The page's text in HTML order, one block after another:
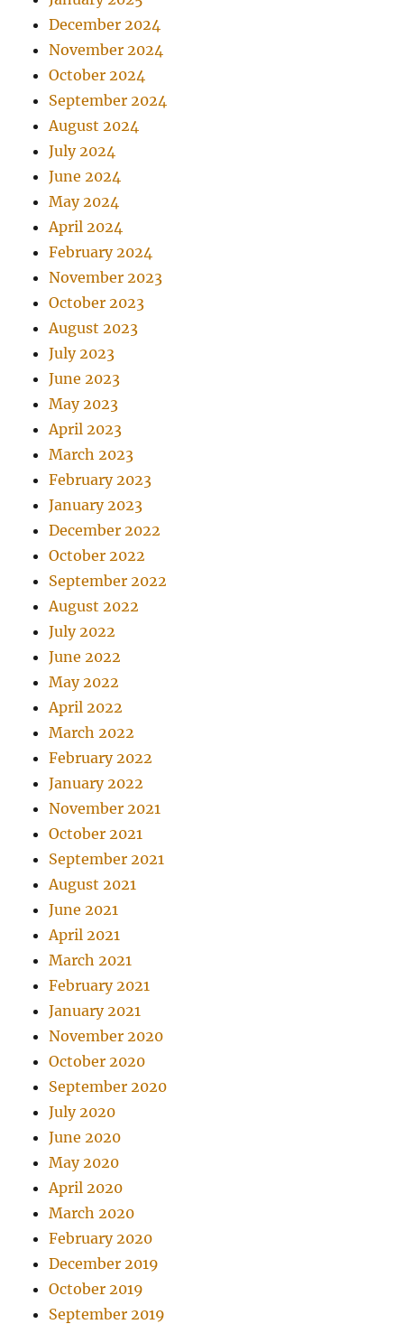
December 2024
November 2024
October 2024
September 2024
August 2024
July 2024
June 2024
May 2024
April 2024
February 2024
November 2023
October 2023
August 2023
July 2023
June 2023
May 2023
April 2023
March 2023
February 2023
January 2023
December 2022
October 2022
September 2022
August 2022
July 2022
June 2022
May 2022
April 2022
March 2022
February 2022
January 2022
November 2021
October 2021
September 2021
August 2021
June 2021
April 2021
March 2021
February 2021
January 2021
November 2020
October 2020
September 2020
July 2020
June 2020
May 2020
April 2020
March 2020
February 2020
December 2019
October 2019
September 2019